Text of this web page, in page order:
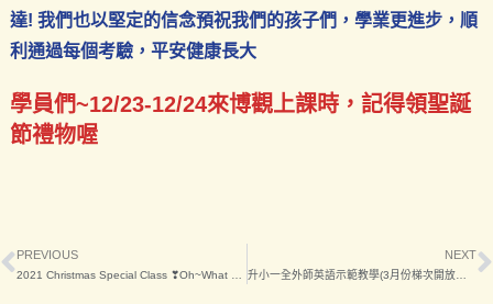
達! 我們也以堅定的信念預祝我們的孩子們，學業更進步，順
利通過每個考驗，平安健康長大
學員們~12/23-12/24來博觀上課時，記得領聖誕
節禮物喔
PREVIOUS NEXT
升小一全外師英語示範教學(3月份梯次開放報名)